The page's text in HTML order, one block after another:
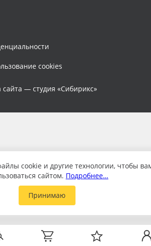
cookies
сайта — студия «Сибирикс»
cookie и другие технологии, чтобы
сайтом. Подробнее…
Принимаю